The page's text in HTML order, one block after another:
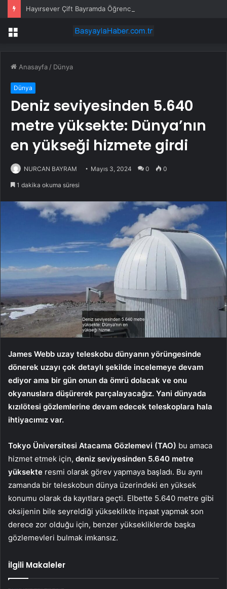
Hayırsever Çift Bayramda Öğrencilere Harçlık Dağıttı
Menü
Anasayfa / Dünya
Dünya
Deniz seviyesinden 5.640
metre yüksekte: Dünya’nın
en yükseği hizmete girdi
NURCAN BAYRAM Mayıs 3, 2024 0 0
1 dakika okuma süresi
James Webb uzay teleskobu dünyanın yörüngesinde
dönerek uzayı çok detaylı şekilde incelemeye devam
ediyor ama bir gün onun da ömrü dolacak ve onu
okyanuslara düşürerek parçalayacağız. Yani dünyada
kızılötesi gözlemlerine devam edecek teleskoplara hala
ihtiyacımız var.
Tokyo Üniversitesi Atacama Gözlemevi (TAO) bu amaca
hizmet etmek için, deniz seviyesinden 5.640 metre
yüksekte resmi olarak görev yapmaya başladı. Bu aynı
zamanda bir teleskobun dünya üzerindeki en yüksek
konumu olarak da kayıtlara geçti. Elbette 5.640 metre gibi
oksijenin bile seyreldiği yükseklikte inşaat yapmak son
derece zor olduğu için, benzer yüksekliklerde başka
gözlemevleri bulmak imkansız.
İlgili Makaleler